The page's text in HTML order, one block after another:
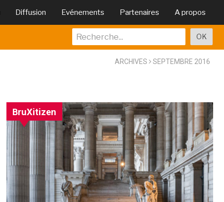
Diffusion Evénements Partenaires A propos
ARCHIVES SEPTEMBRE 2016
BruXitizen